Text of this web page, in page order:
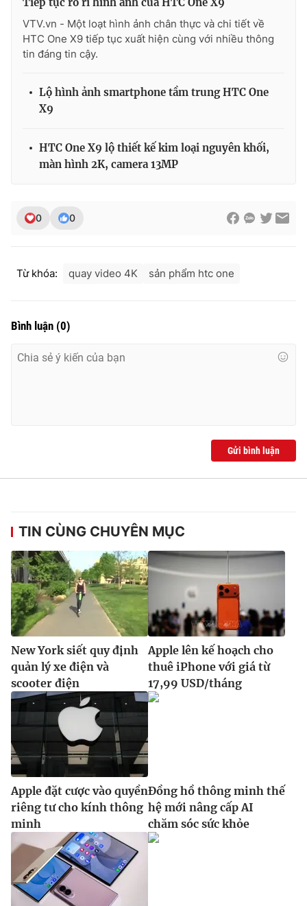
Cơ quan chủ quản:Đài Truyền hình Việt Nam
Giấy phép hoạt động báo in và báo điện tử số 483/GP-BTTTT
cấp ngày 29/12/2023
Nguyễn Trọng Ninh
Email:toasoan@vtv.vn
Liên hệ quảng cáo:024-7300.7108
thuận bằng văn bản. Ghi rõ nguồn VTV.vn khi phát hành lại
thông tin từ website này.
VTV.vn - Một loạt hình ảnh chân thực và chi tiết về
HTC One X9 tiếp tục xuất hiện cùng với nhiều thông
tin đáng tin cậy.
Lộ hình ảnh smartphone tầm trung HTC One
X9
HTC One X9 lộ thiết kế kim loại nguyên khối,
màn hình 2K, camera 13MP
0 0
Từ khóa: quay video 4K sản phẩm htc one
Bình luận (0)
Gửi bình luận
TIN CÙNG CHUYÊN MỤC
New York siết quy định
quản lý xe điện và
scooter điện
Apple lên kế hoạch cho
thuê iPhone với giá từ
17,99 USD/tháng
Apple đặt cược vào quyền
riêng tư cho kính thông
minh
Đồng hồ thông minh thế
hệ mới nâng cấp AI
chăm sóc sức khỏe